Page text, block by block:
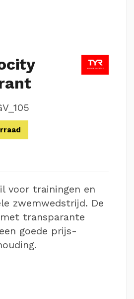
voor trainingen en
zwemwedstrijd. De
transparante
goede prijs-